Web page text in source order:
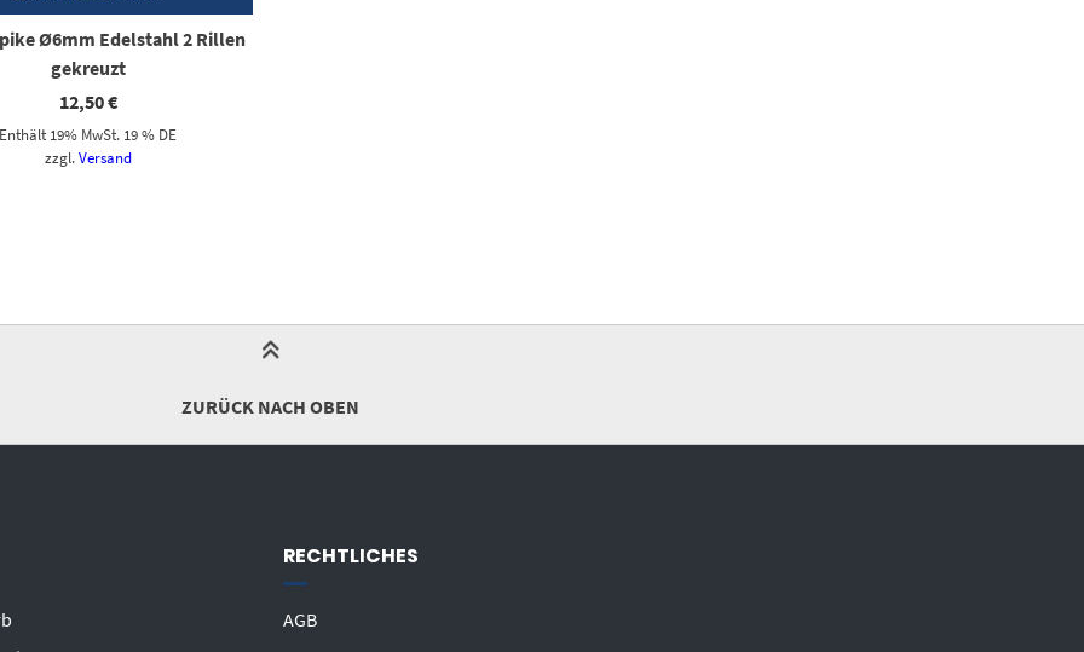
Ø6mm Edelstahl 2 Rillen
gekreuzt
12,50€
Enthält 19% MwSt. 19 % DE
zzgl.Versand
ZURÜCK NACH OBEN
RECHTLICHES
AGB